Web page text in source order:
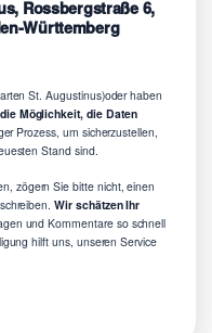
Rossbergstraße 6,
Württemberg
St. Augustinus)oder haben
Möglichkeit, die Daten
Prozess, um sicherzustellen,
Stand sind.
zögern Sie bitte nicht, einen
Wir schätzen Ihr
und Kommentare so schnell
hilft uns, unseren Service